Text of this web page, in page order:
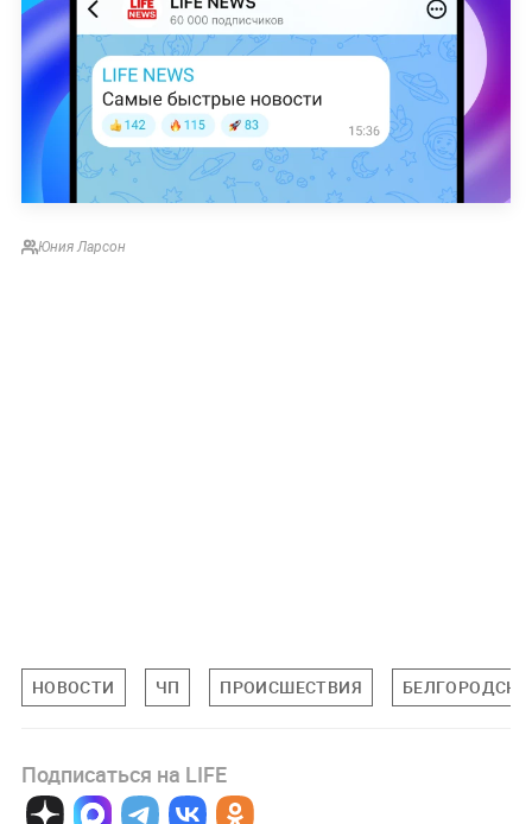
Юния Ларсон
НОВОСТИ ЧП ПРОИСШЕСТВИЯ
Подписаться на LIFE